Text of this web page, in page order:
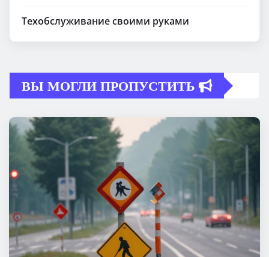
Техобслуживание своими руками
ВЫ МОГЛИ ПРОПУСТИТЬ